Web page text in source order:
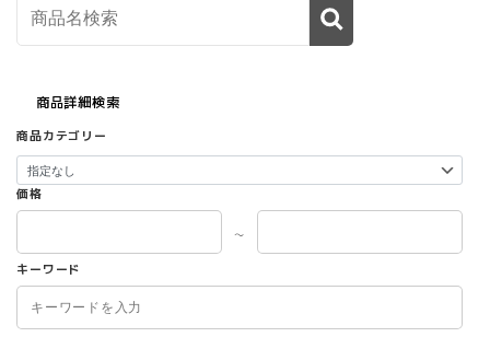
商品詳細検索
商品カテゴリー
価格
～
キーワード